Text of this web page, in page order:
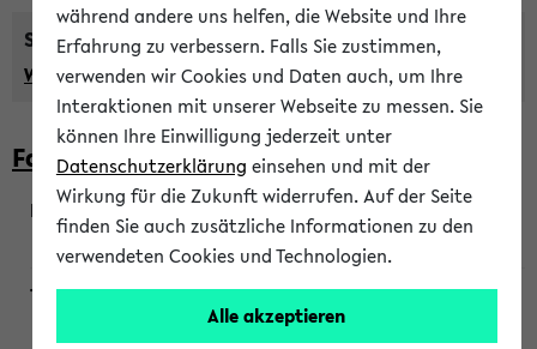
Semester:
WiSe 2026/2027 SoSe 2026 Previous...
Faculty of Biology
200923
Wendisch, Peters-Wendisch, Stegelmann
während andere uns helfen, die Website und Ihre
Erfahrung zu verbessern. Falls Sie zustimmen,
verwenden wir Cookies und Daten auch, um Ihre
Interaktionen mit unserer Webseite zu messen. Sie
können Ihre Einwilligung jederzeit unter
Datenschutzerklärung einsehen und mit der
Wirkung für die Zukunft widerrufen. Auf der Seite
finden Sie auch zusätzliche Informationen zu den
verwendeten Cookies und Technologien.
Alle akzeptieren